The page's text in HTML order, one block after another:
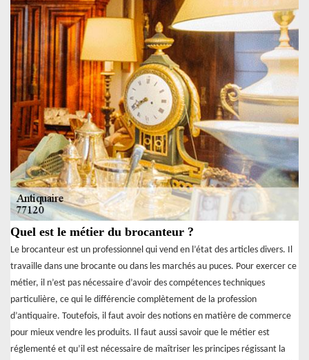
Quel est le métier du brocanteur ?
Le brocanteur est un professionnel qui vend en l’état des articles divers. Il
travaille dans une brocante ou dans les marchés au puces. Pour exercer ce
métier, il n’est pas nécessaire d’avoir des compétences techniques
particulière, ce qui le différencie complètement de la profession
d’antiquaire. Toutefois, il faut avoir des notions en matière de commerce
pour mieux vendre les produits. Il faut aussi savoir que le métier est
réglementé et qu’il est nécessaire de maîtriser les principes régissant la